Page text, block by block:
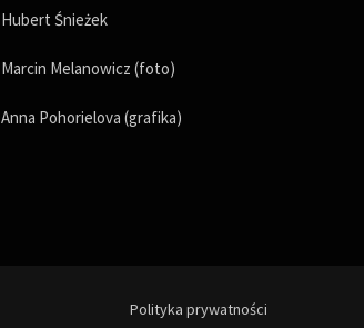
Hubert Śnieżek
Marcin Melanowicz (foto)
Anna Pohorielova (grafika)
Polityka prywatności